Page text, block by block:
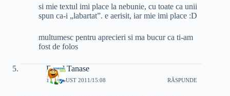
si mie textul imi place la nebunie, cu toate ca unii
spun ca-i „labartat”. e aerisit, iar mie imi place :D
multumesc pentru aprecieri si ma bucur ca ti-am
fost de folos
Dorel Tanase
11 AUGUST 2011/15:08 RĂSPUNDE